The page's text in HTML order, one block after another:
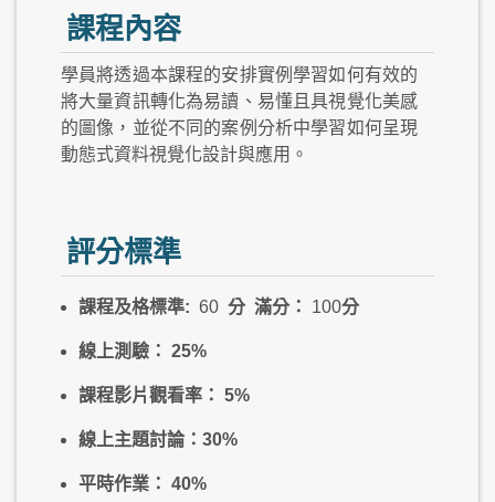
課程內容
學員將透過本課程的安排實例學習如何有效的
將大量資訊轉化為易讀、易懂且具視覺化美感
的圖像，並從不同的案例分析中學習如何呈現
動態式資料視覺化設計與應用。
評分標準
課程及格標準: 60 分 滿分： 100分
線上測驗： 25%
課程影片觀看率： 5%
線上主題討論： 30%
平時作業： 40%